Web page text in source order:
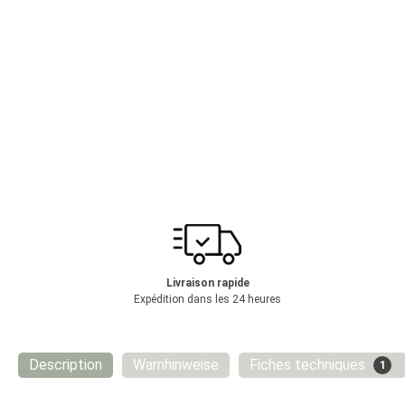
Livraison rapide
Expédition dans les 24 heures
Description Warnhinweise Fiches techniques 1